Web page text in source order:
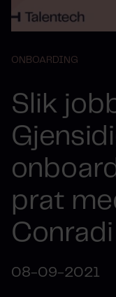
ONBOARDING
Slik
prat
Conradi
08-09-2021